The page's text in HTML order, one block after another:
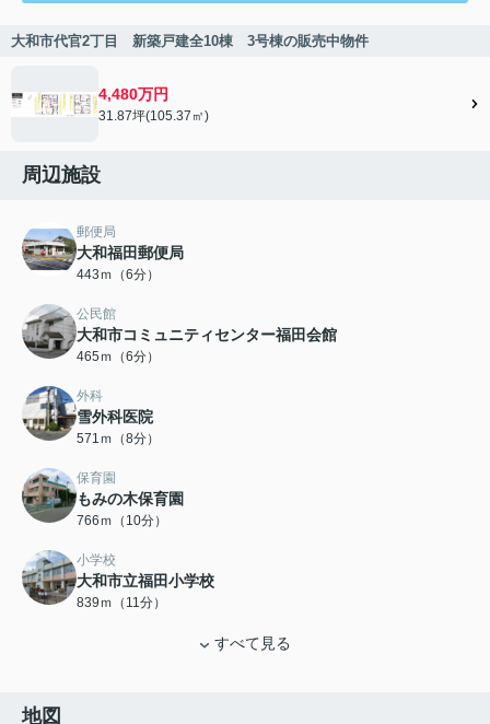
大和市代官2丁目 新築戸建全10棟 3号棟の販売中物件
4,480万円
31.87坪(105.37㎡)
周辺施設
郵便局
大和福田郵便局
443ｍ（6分）
公民館
大和市コミュニティセンター福田会館
465ｍ（6分）
外科
雪外科医院
571ｍ（8分）
保育園
もみの木保育園
766ｍ（10分）
小学校
大和市立福田小学校
839ｍ（11分）
すべて見る
地図